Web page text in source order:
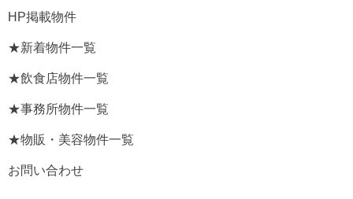
HP掲載物件
★新着物件一覧
★飲食店物件一覧
★事務所物件一覧
★物販・美容物件一覧
お問い合わせ